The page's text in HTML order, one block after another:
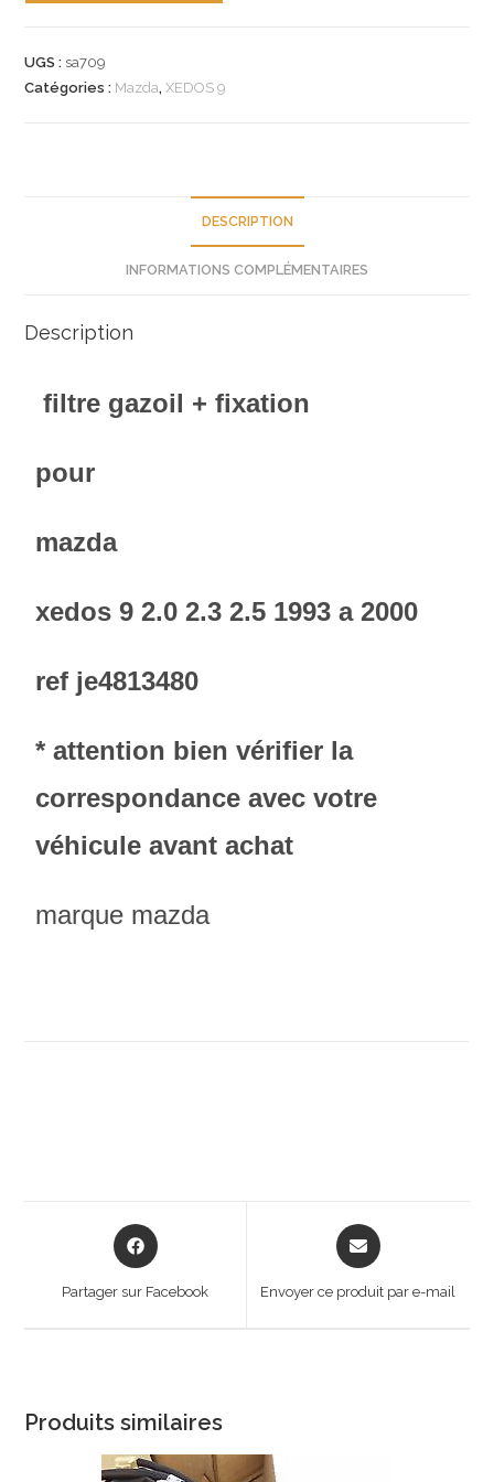
gazoil
UGS : sa709
Catégories : Mazda,XEDOS 9
DESCRIPTION
INFORMATIONS COMPLÉMENTAIRES
Description
filtre gazoil + fixation
pour
mazda
xedos 9 2.0 2.3 2.5 1993 a 2000
ref je4813480
* attention bien vérifier la
correspondance avec votre
véhicule avant achat
marque mazda
Opens
in
Partager sur Facebook
Opens
in
new
Envoyer ce produit par e-mail
Produits similaires